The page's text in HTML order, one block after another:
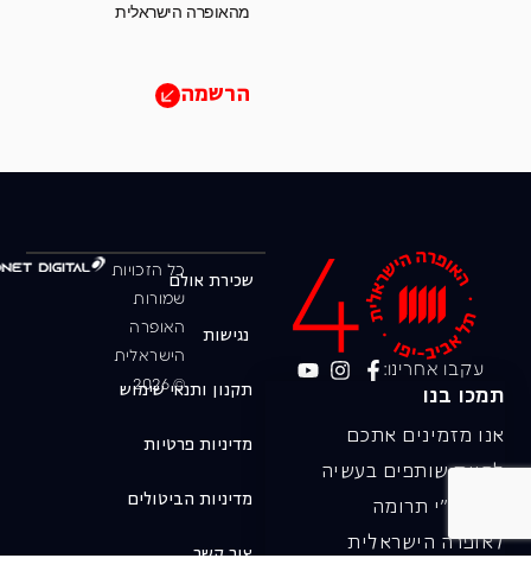
מהאופרה הישראלית
הרשמה
עקבו אחרינו:
תמכו בנו
אנו מזמינים אתכם
להיות שותפים בעשיה
שלנו ע"י תרומה
לאופרה הישראלית
כל הזכויות
שמורות
האופרה
הישראלית
© 2026
שכירת אולם
נגישות
תקנון ותנאי שימוש
מדיניות פרטיות
מדיניות הביטולים
צור קשר